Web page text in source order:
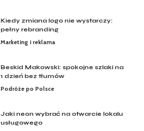
Kiedy zmiana logo nie wystarczy:
pełny rebranding
Marketing i reklama
Beskid Makowski: spokojne szlaki na
1 dzień bez tłumów
Podróże po Polsce
Jaki neon wybrać na otwarcie lokalu
usługowego